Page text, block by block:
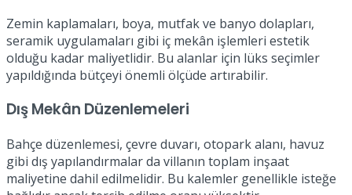
Zemin kaplamaları, boya, mutfak ve banyo dolapları,
seramik uygulamaları gibi iç mekân işlemleri estetik
olduğu kadar maliyetlidir. Bu alanlar için lüks seçimler
yapıldığında bütçeyi önemli ölçüde artırabilir.
Dış Mekân Düzenlemeleri
Bahçe düzenlemesi, çevre duvarı, otopark alanı, havuz
gibi dış yapılandırmalar da villanın toplam inşaat
maliyetine dahil edilmelidir. Bu kalemler genellikle isteğe